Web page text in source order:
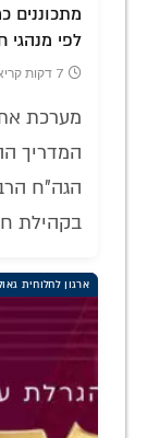
מתכוננים
לפי מנהגי
7 דקות קריאה
מערכת
המדריך
הגה"ח
בקהילת
ארגון לחלוחית